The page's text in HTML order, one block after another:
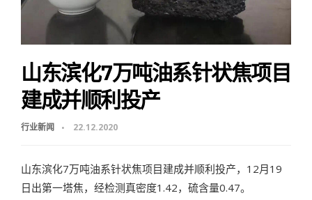
山东滨化7万吨油系针状焦项目
建成并顺利投产
行业新闻 22.12.2020
山东滨化7万吨油系针状焦项目建成并顺利投产，12月19
日出第一塔焦，经检测真密度1.42，硫含量0.47。